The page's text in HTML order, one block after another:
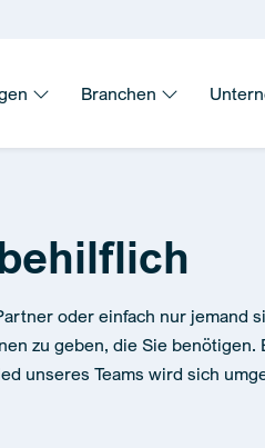
Branchen
oder einfach nur jemand
zu geben, die Sie benötigen.
unseres Teams wird sich